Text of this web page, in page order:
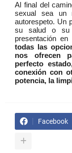
Al final del
sexual sea un
autorespeto. Un
su salud o su
presentación en
todas las
nos ofrecen
perfecto
conexión con
potencia, la
Facebook